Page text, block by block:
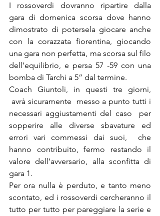
I rossoverdi dovranno ripartire dalla
gara di domenica scorsa dove hanno
dimostrato di potersela giocare anche
con la corazzata fiorentina, giocando
una gara non perfetta, ma scorsa sul filo
dell’equilibrio, e persa 57 -59 con una
bomba di Tarchi a 5” dal termine.
Coach Giuntoli, in questi tre giorni,
avrà sicuramente  messo a punto tutti i
necessari aggiustamenti del caso  per
sopperire alle diverse sbavature ed
errori vari commessi dai suoi,  che
hanno contribuito, fermo restando il
valore dell’avversario, alla sconfitta di
gara 1.
Per ora nulla è perduto, e tanto meno
scontato, ed i rossoverdi cercheranno il
tutto per tutto per pareggiare la serie e